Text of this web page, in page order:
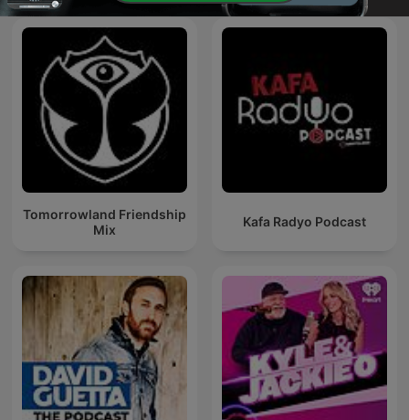
Tomorrowland Friendship
Mix
Kafa Radyo Podcast